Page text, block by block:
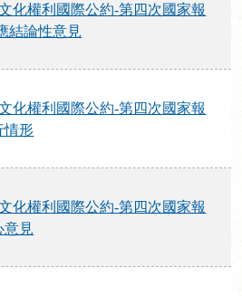
化權利國際公約-第四次國家報
結論性意見
化權利國際公約-第四次國家報
情形
化權利國際公約-第四次國家報
意見